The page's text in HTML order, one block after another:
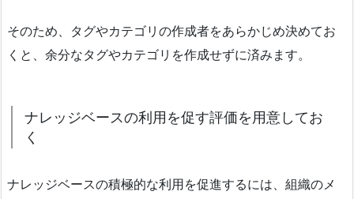
そのため、タグやカテゴリの作成者をあらかじめ決めてお
くと、余分なタグやカテゴリを作成せずに済みます。
ナレッジベースの利用を促す評価を用意してお
く
ナレッジベースの積極的な利用を促進するには、組織のメ